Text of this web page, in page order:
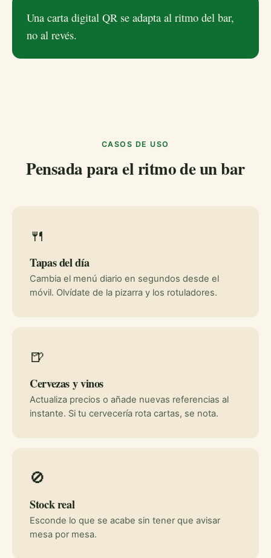
Una carta digital QR se adapta al ritmo del bar,
no al revés.
CASOS DE USO
Pensada para el ritmo de un bar
🍴
Tapas del día
Cambia el menú diario en segundos desde el
móvil. Olvídate de la pizarra y los rotuladores.
🍺
Cervezas y vinos
Actualiza precios o añade nuevas referencias al
instante. Si tu cervecería rota cartas, se nota.
🚫
Stock real
Esconde lo que se acabe sin tener que avisar
mesa por mesa.